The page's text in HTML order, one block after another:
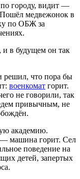
городу, видит —
медвежонок в
по ОБЖ за
и в будущем он так
решил, что пора бы
военкомат горит.
не говорили, так
привычным, не
академию.
машина горит. Сел
поведение на
детей, запертых